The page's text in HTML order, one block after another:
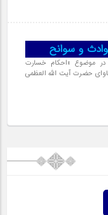
و سوانح
موضوع «احکام خسارت
حضرت آیت الله العظمی